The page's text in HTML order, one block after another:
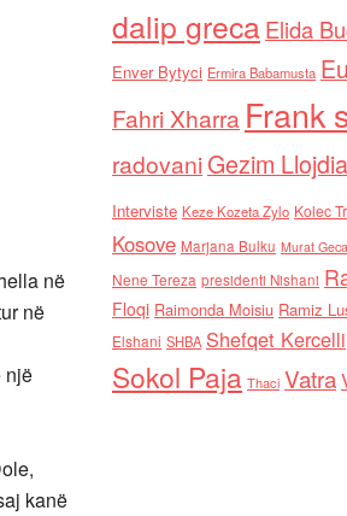
në
në
një
kanë
dalip grecaElida
Enver Bytyci Ermira Babamusta
Fahri Xharra Frank
radovaniGezim Llojdia
Interviste Keze Kozeta Zylo Kolec
Kosove Marjana Bulku Murat
Nene Tereza presidenti Nishani
Floqi Raimonda Moisiu Ramiz
Elshani SHBA Shefqet Kercelli
Sokol Paja Thaci Vatra